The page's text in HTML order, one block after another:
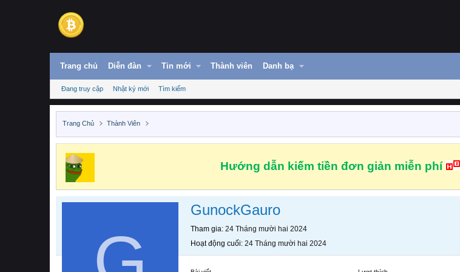
Trang chủ Diễn đàn Tin mới Thành viên Danh bạ
Đang truy cập Nhật ký mới Tìm kiếm
Trang Chủ Thành Viên
Hướng dẫn kiếm tiền đơn giản miễn phí
GunockGauro
Tham gia 24 Tháng mười hai 2024
Hoạt động cuối 24 Tháng mười hai 2024